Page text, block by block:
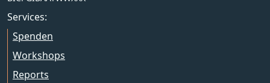
Services:
Spenden
Workshops
Reports